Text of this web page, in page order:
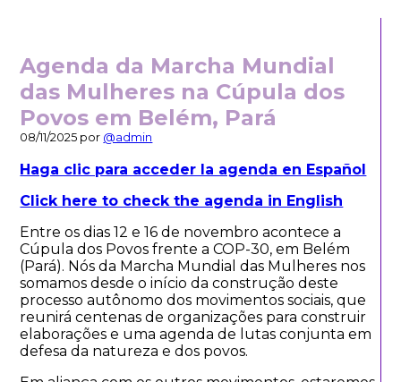
Agenda da Marcha Mundial
das Mulheres na Cúpula dos
Povos em Belém, Pará
08/11/2025 por @admin
Haga clic para acceder la agenda en Español
Click here to check the agenda in English
Entre os dias 12 e 16 de novembro acontece a
Cúpula dos Povos frente a COP-30, em Belém
(Pará). Nós da Marcha Mundial das Mulheres nos
somamos desde o início da construção deste
processo autônomo dos movimentos sociais, que
reunirá centenas de organizações para construir
elaborações e uma agenda de lutas conjunta em
defesa da natureza e dos povos.